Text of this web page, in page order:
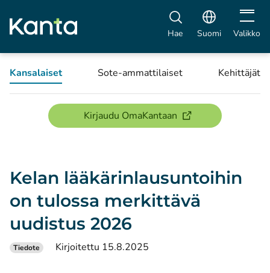
Hae Suomi Avaa
Valikko
Kansalaiset Sote-ammattilaiset Kehittäjät
Kirjaudu OmaKantaan(avautuu uuteen
Kelan lääkärinlausuntoihin
on tulossa merkittävä
uudistus 2026
Tiedote Kirjoitettu 15.8.2025